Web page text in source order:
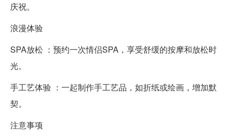
庆祝。
浪漫体验
SPA放松 ：预约一次情侣SPA，享受舒缓的按摩和放松时
光。
手工艺体验 ：一起制作手工艺品，如折纸或绘画，增加默
契。
注意事项